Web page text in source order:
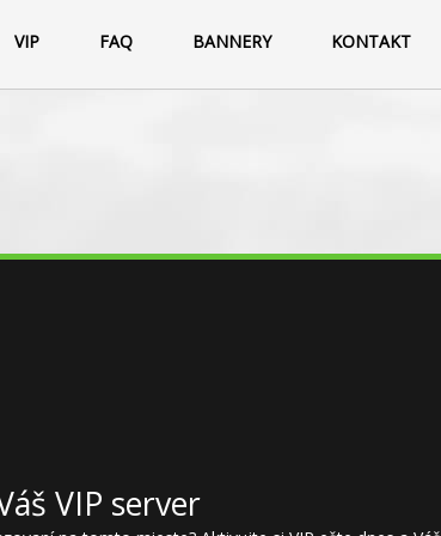
VIP FAQ BANNERY KONTAKT
VIP server